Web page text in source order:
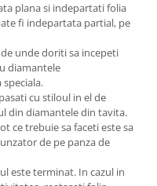
plana si indepartati folia
fi indepartata partial, pe
unde doriti sa incepeti
diamantele
cu stiloul in el de
din diamantele din tavita.
ce trebuie sa faceti este sa
de pe panza de
este terminat. In cazul in